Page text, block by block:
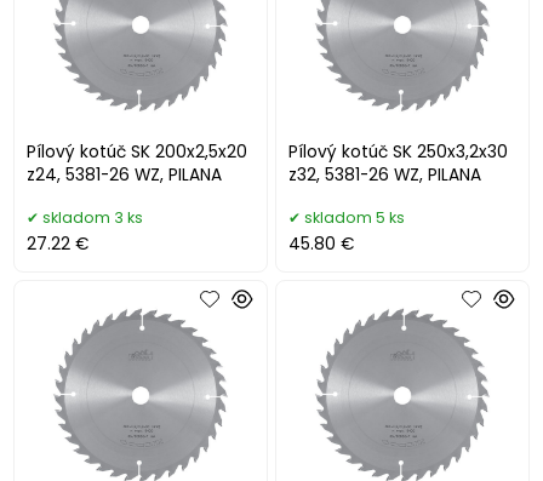
Pílový kotúč SK 200x2,5x20
z24, 5381-26 WZ, PILANA
skladom 3 ks
27.22 €
Pílový kotúč SK 250x3,2x30
z32, 5381-26 WZ, PILANA
skladom 5 ks
45.80 €